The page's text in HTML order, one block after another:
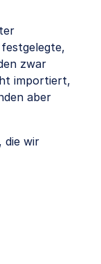
zwar
importiert,
aber
die wir